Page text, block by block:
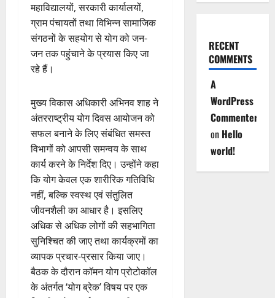
महाविद्यालयों, सरकारी कार्यालयों,
ग्राम पंचायतों तथा विभिन्न सामाजिक
संगठनों के सहयोग से योग को जन-
जन तक पहुंचाने के प्रयास किए जा
रहे हैं।
मुख्य विकास अधिकारी अभिनव शाह ने
अंतरराष्ट्रीय योग दिवस आयोजन को
सफल बनाने के लिए संबंधित समस्त
विभागों को आपसी समन्वय के साथ
कार्य करने के निर्देश दिए। उन्होंने कहा
कि योग केवल एक शारीरिक गतिविधि
नहीं, बल्कि स्वस्थ एवं संतुलित
जीवनशैली का आधार है। इसलिए
अधिक से अधिक लोगों की सहभागिता
सुनिश्चित की जाए तथा कार्यक्रमों का
व्यापक प्रचार-प्रसार किया जाए।
बैठक के दौरान कॉमन योग प्रोटोकॉल
के अंतर्गत ‘योग ब्रेक’ विषय पर एक
RECENT
COMMENTS
A
WordPress
Commenter
on Hello
world!